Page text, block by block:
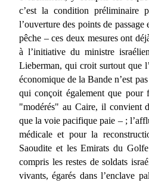
c’est la condition préliminaire
l’ouverture des points de passage
pêche – ces deux mesures ont
à l’initiative du ministre
Lieberman, qui croit surtout que
économique de la Bande n’est
qui conçoit également que pour
"modérés" au Caire, il convient
que la voie pacifique paie – ;
médicale et pour la
Saoudite et les Emirats du
compris les restes de soldats
vivants, égarés dans l’enclave